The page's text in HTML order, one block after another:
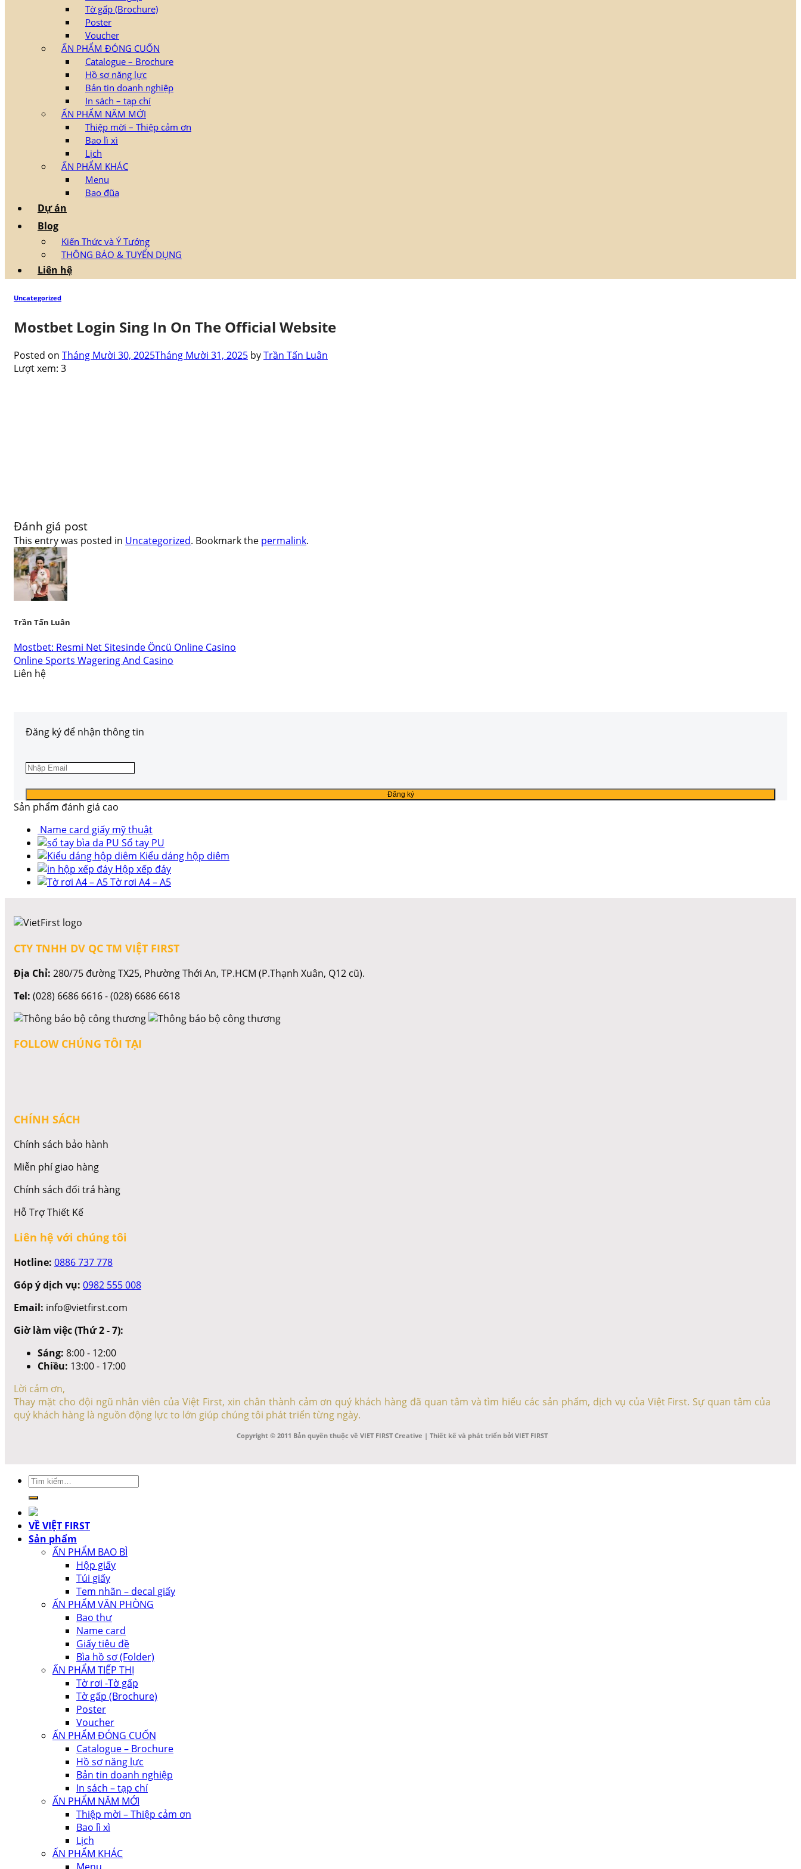
Tờ gấp (Brochure)
Poster
Voucher
ẤN PHẨM ĐÓNG CUỐN
Catalogue – Brochure
Hồ sơ năng lực
Bản tin doanh nghiệp
In sách – tạp chí
ẤN PHẨM NĂM MỚI
Thiệp mời – Thiệp cảm ơn
Bao lì xì
Lịch
ẤN PHẨM KHÁC
Menu
Bao đũa
Dự án
Blog
Kiến Thức và Ý Tưởng
THÔNG BÁO & TUYỂN DỤNG
Liên hệ
Uncategorized
Μοѕtbеt Lοgіn Ѕіng Іn Οn Thе Оffісіаl Wеbѕіtе
Posted on Tháng Mười 30, 2025Tháng Mười 31, 2025 byTrần Tấn Luân
Lượt xem: 3
Đánh giá post
This entry was posted in Uncategorized. Bookmark the permalink.
Trần Tấn Luân
Mostbet: Resmi Net Sitesinde Öncü Online Casino
Online Sports Wagering And Casino
Liên hệ
Đăng ký để nhận thông tin
Sản phẩm đánh giá cao
Name card giấy mỹ thuật
Sổ tay PU
Kiểu dáng hộp diêm
Hộp xếp đáy
Tờ rơi A4 – A5
CTY TNHH DV QC TM VIỆT FIRST
Địa Chỉ: 280/75 đường TX25, Phường Thới An, TP.HCM (P.Thạnh Xuân, Q12 cũ).
Tel: (028) 6686 6616 - (028) 6686 6618
FOLLOW CHÚNG TÔI TẠI
CHÍNH SÁCH
Chính sách bảo hành
Miễn phí giao hàng
Chính sách đổi trả hàng
Hỗ Trợ Thiết Kế
Liên hệ với chúng tôi
Hotline: 0886 737 778
Góp ý dịch vụ: 0982 555 008
Email: info@vietfirst.com
Giờ làm việc (Thứ 2 - 7):
Sáng: 8:00 - 12:00
Chiều: 13:00 - 17:00
Lời cảm ơn,
Thay mặt cho đội ngũ nhân viên của Việt First, xin chân thành cảm ơn quý khách hàng đã quan tâm và tìm hiểu các sản phẩm, dịch vụ của Việt First. Sự quan tâm của
quý khách hàng là nguồn động lực to lớn giúp chúng tôi phát triển từng ngày.
Copyright © 2011 Bản quyền thuộc về VIET FIRST Creative | Thiết kế và phát triển bởi VIET FIRST
Tìm
kiếm:
VỀ VIỆT FIRST
Sản phẩm
ẤN PHẨM BAO BÌ
Hộp giấy
Túi giấy
Tem nhãn – decal giấy
ẤN PHẨM VĂN PHÒNG
Bao thư
Name card
Giấy tiêu đề
Bìa hồ sơ (Folder)
ẤN PHẨM TIẾP THỊ
Tờ rơi -Tờ gấp
Tờ gấp (Brochure)
Poster
Voucher
ẤN PHẨM ĐÓNG CUỐN
Catalogue – Brochure
Hồ sơ năng lực
Bản tin doanh nghiệp
In sách – tạp chí
ẤN PHẨM NĂM MỚI
Thiệp mời – Thiệp cảm ơn
Bao lì xì
Lịch
ẤN PHẨM KHÁC